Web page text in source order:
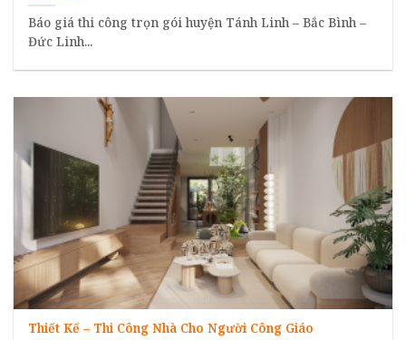
Báo giá thi công trọn gói huyện Tánh Linh – Bắc Bình –
Đức Linh...
Thiết Kế – Thi Công Nhà Cho Người Công Giáo